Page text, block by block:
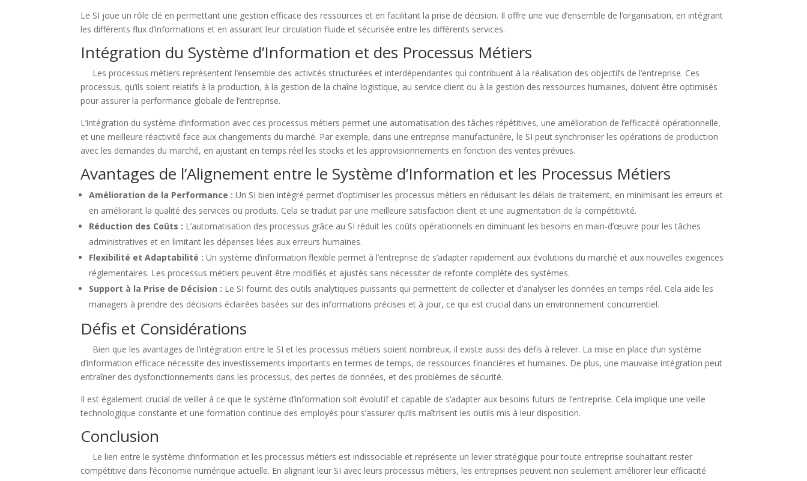
Le SI joue un rôle clé en permettant une gestion efficace des ressources et en facilitant la prise de décision. Il offre une vue d’ensemble de l’organisation, en intégrant
les différents flux d’informations et en assurant leur circulation fluide et sécurisée entre les différents services.
Intégration du Système d’Information et des Processus Métiers
Les processus métiers représentent l’ensemble des activités structurées et interdépendantes qui contribuent à la réalisation des objectifs de l’entreprise. Ces
processus, qu’ils soient relatifs à la production, à la gestion de la chaîne logistique, au service client ou à la gestion des ressources humaines, doivent être optimisés
pour assurer la performance globale de l’entreprise.
L’intégration du système d’information avec ces processus métiers permet une automatisation des tâches répétitives, une amélioration de l’efficacité opérationnelle,
et une meilleure réactivité face aux changements du marché. Par exemple, dans une entreprise manufacturière, le SI peut synchroniser les opérations de production
avec les demandes du marché, en ajustant en temps réel les stocks et les approvisionnements en fonction des ventes prévues.
Avantages de l’Alignement entre le Système d’Information et les Processus Métiers
Amélioration de la Performance : Un SI bien intégré permet d’optimiser les processus métiers en réduisant les délais de traitement, en minimisant les erreurs et
en améliorant la qualité des services ou produits. Cela se traduit par une meilleure satisfaction client et une augmentation de la compétitivité.
Réduction des Coûts : L’automatisation des processus grâce au SI réduit les coûts opérationnels en diminuant les besoins en main-d’œuvre pour les tâches
administratives et en limitant les dépenses liées aux erreurs humaines.
Flexibilité et Adaptabilité : Un système d’information flexible permet à l’entreprise de s’adapter rapidement aux évolutions du marché et aux nouvelles exigences
réglementaires. Les processus métiers peuvent être modifiés et ajustés sans nécessiter de refonte complète des systèmes.
Support à la Prise de Décision : Le SI fournit des outils analytiques puissants qui permettent de collecter et d’analyser les données en temps réel. Cela aide les
managers à prendre des décisions éclairées basées sur des informations précises et à jour, ce qui est crucial dans un environnement concurrentiel.
Défis et Considérations
Bien que les avantages de l’intégration entre le SI et les processus métiers soient nombreux, il existe aussi des défis à relever. La mise en place d’un système
d’information efficace nécessite des investissements importants en termes de temps, de ressources financières et humaines. De plus, une mauvaise intégration peut
entraîner des dysfonctionnements dans les processus, des pertes de données, et des problèmes de sécurité.
Il est également crucial de veiller à ce que le système d’information soit évolutif et capable de s’adapter aux besoins futurs de l’entreprise. Cela implique une veille
technologique constante et une formation continue des employés pour s’assurer qu’ils maîtrisent les outils mis à leur disposition.
Conclusion
Le lien entre le système d’information et les processus métiers est indissociable et représente un levier stratégique pour toute entreprise souhaitant rester
compétitive dans l’économie numérique actuelle. En alignant leur SI avec leurs processus métiers, les entreprises peuvent non seulement améliorer leur efficacité